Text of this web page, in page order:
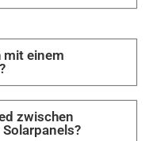
mit einem
zwischen